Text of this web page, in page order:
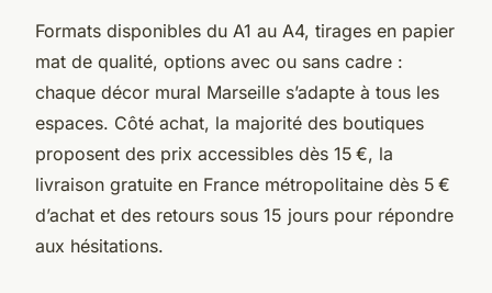
Formats disponibles du A1 au A4, tirages en papier
mat de qualité, options avec ou sans cadre :
chaque décor mural Marseille s’adapte à tous les
espaces. Côté achat, la majorité des boutiques
proposent des prix accessibles dès 15 €, la
livraison gratuite en France métropolitaine dès 5 €
d’achat et des retours sous 15 jours pour répondre
aux hésitations.